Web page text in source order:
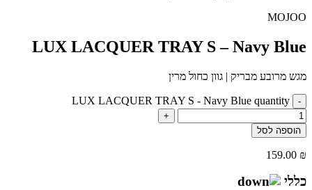
MOJOO
LUX LACQUER TRAY S – Navy Blue
מגש מרובע מבריק | גוון כחול מרין
-
LUX LACQUER TRAY S - Navy Blue quantity
+
הוספה לסל
159.00 ₪
כללי